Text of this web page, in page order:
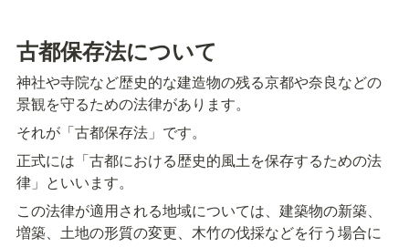
古都保存法について
神社や寺院など歴史的な建造物の残る京都や奈良などの
景観を守るための法律があります。
それが「古都保存法」です。
正式には「古都における歴史的風土を保存するための法
律」といいます。
この法律が適用される地域については、建築物の新築、
増築、土地の形質の変更、木竹の伐採などを行う場合に